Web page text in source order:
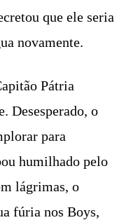
que ele seria
novamente.
Pátria
Desesperado, o
para
humilhado pelo
lágrimas, o
fúria nos Boys,